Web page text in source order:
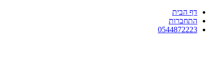
דף הבית
התחברות
0544872223